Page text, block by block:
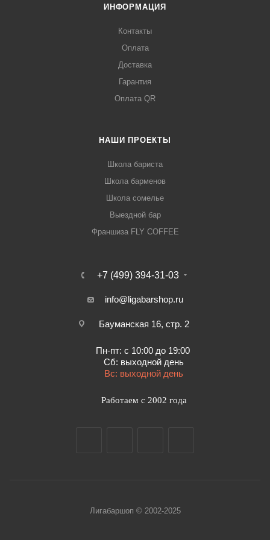
ИНФОРМАЦИЯ
Контакты
Оплата
Доставка
Гарантия
Оплата QR
НАШИ ПРОЕКТЫ
Школа бариста
Школа барменов
Школа сомелье
Выездной бар
Франшиза FLY COFFEE
+7 (499) 394-31-03
info@ligabarshop.ru
Бауманская 16, стр. 2
Пн-пт: с 10:00 до 19:00
Сб: выходной день
Вс: выходной день
Работаем с 2002 года
Лигабаршоп © 2002-2025